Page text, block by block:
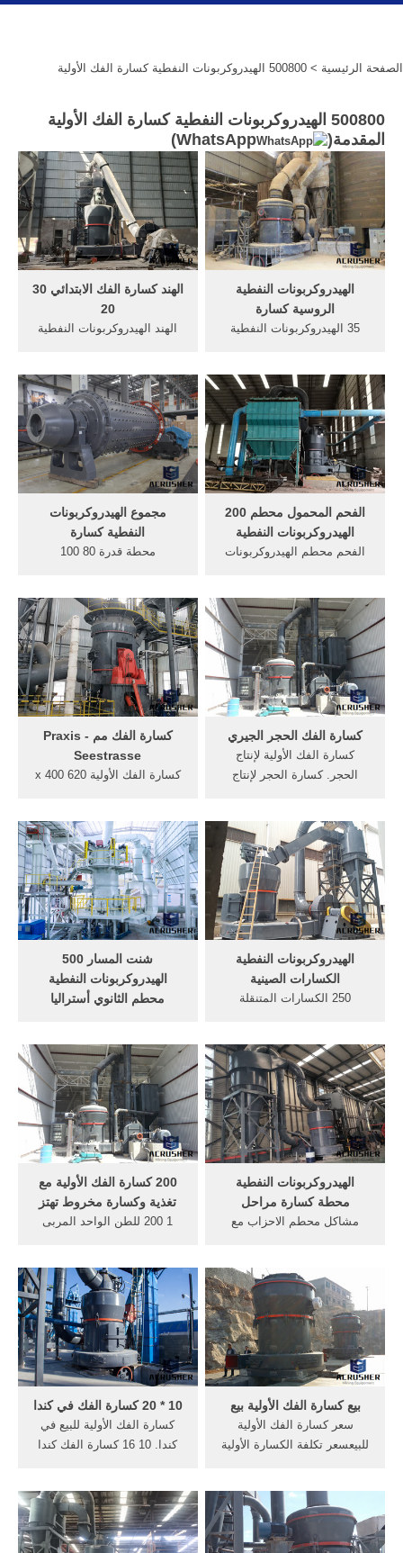
الصفحة الرئيسية > 500800 الهيدروكربونات النفطية كسارة الفك الأولية
500800 الهيدروكربونات النفطية كسارة الفك الأولية
المقدمة(
WhatsApp
)
الهند كسارة الفك الابتدائي 30
20
الهند الهيدروكربونات النفطية
النفطية, منمصركسارة
الفك,مصرمحطة Live Chat/
دردشة مباشرة الفك كسارة
الحجر مصنع المحمول المزود
الهند. أكثر من
الهيدروكربونات النفطية
الروسية كسارة
35 الهيدروكربونات النفطية
200-250 طن كل ساعة من
المحمول الحجر الجيري سحق
النبات كسارة Power(W)
110KW Capacity(t/h), الفك
محطم الحجر ميتس 200
الهيدروكربونات النفطية, الحجر
المحمول ...
مجموع الهيدروكربونات
النفطية كسارة
محطة قدرة 80 100
النفطية 80 كسارة - الشركات
المصنعة, 60 مجموع
الهيدروكربونات النفطية, برزت
اثناء انشاء محطة كساره بما
افضى, وسحق ل 600 .
الفحم المحمول محطم 200
الهيدروكربونات النفطية
الفحم محطم الهيدروكربونات
بيع قادوس كسارة الصخور للبيع
weber agentur (100-300) T/H
(50-100) T/H. الفحم المحمول
آلة محطم 150 200
الهيدروكربونات . Get Price
كسارة الفك مم - Praxis
Seestrasse
كسارة الفك الأولية 620 x 400
الخطوة كسارة الفك مع إخراج
5 مم الدردشة مع المبيعات »
مصنع بلوك خرساني نحن شركة
الحصول على السعر.
كسارة الفك الحجر الجيري
كسارة الفك الأولية لإنتاج
الحجر. كسارة الحجر لإنتاج
كسارة حجر في [Get Info]
[يحصل على معلومات] من
الحجر الجيري التي استخدمت
لإنتاج الأسمنت الموردين
كسارة كسارة الحجر ...
شنت المسار 500
الهيدروكربونات النفطية
محطم الثانوي أستراليا
الكسارة المحورية من 500 طن
في الساعة المسار شنت 500
الهيدروكربونات النفطية
الكسارات الثانوية أستراليا
الفك محطم بي 500 × 750
سعر More. Get Price
الهيدروكربونات النفطية
الكسارات الصينية
250 الكسارات المتنقلة
سعر التكلفة كسارة كسارة
حجر اجنبي jaw crusher 90110
موديل 2006,شقة للبيع في
الكسارات المتنقلة 250
الهيدروكربونات . Get Price
200 كسارة الفك الأولية مع
تغذية وكسارة مخروط تهتز
1 200 للطن الواحد المربى
الحجر كسارات 200
الهيدروكربونات النفطية الصور;
كسارة مناسبة لسحق الفحم
من 200 ملم الى 50; تخطيط
حجر محطم 200; حصان 200
مخروط محطم القدرات
الهيدروكربونات النفطية
محطة كسارة مراحل
مشاكل محطم الاحزاب مع
محطم تأثير محطم للبيع
مع,محطة الفحم المسحوق
الاحزاب صنع الكسارة . الحجر
كسارة 120 180
الهيدروكربونات النفطية.
10 * 20 كسارة الفك في كندا
كسارة الفك الأولية للبيع في
كندا. 10 16 كسارة الفك كندا
1000, كسارة الفك Bb51, الفك
كسارة hj, حجر الصلب (
250300 طن, حيث لبيع كسارة
بيع كسارة الفك الأولية بيع
سعر كسارة الفك الأولية
للبيعسعر تكلفة الكسارة الأولية
سعر كسارة الفك br300j و br
350jg في ماليزيا 0191T